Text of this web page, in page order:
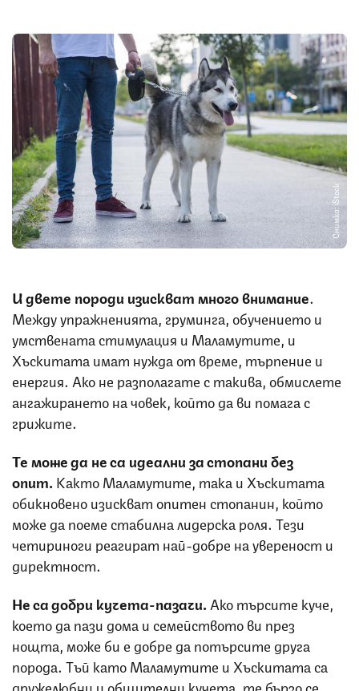
Снимка: iStock
И двете породи изискват много внимание.
Между упражненията, груминга, обучението и
умствената стимулация и Маламутите, и
Хъскитата имат нужда от време, търпение и
енергия. Ако не разполагате с такива, обмислете
ангажирането на човек, който да ви помага с
грижите.
Те може да не са идеални за стопани без
опит. Както Маламутите, така и Хъскитата
обикновено изискват опитен стопанин, който
може да поеме стабилна лидерска роля. Тези
четириноги реагират най-добре на увереност и
директност.
Не са добри кучета-пазачи. Ако търсите куче,
което да пази дома и семейството ви през
нощта, може би е добре да потърсите друга
порода. Тъй като Маламутите и Хъскитата са
дружелюбни и общителни кучета, те бързо се